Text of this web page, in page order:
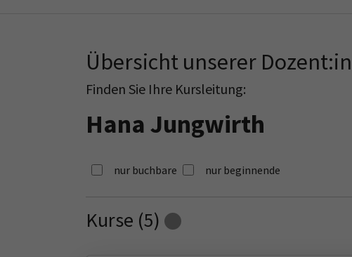
Übersicht unserer
Finden Sie Ihre Kursleitung:
Hana Jungwirth
nur buchbare nur beginnende
Kurse (5) Loading...